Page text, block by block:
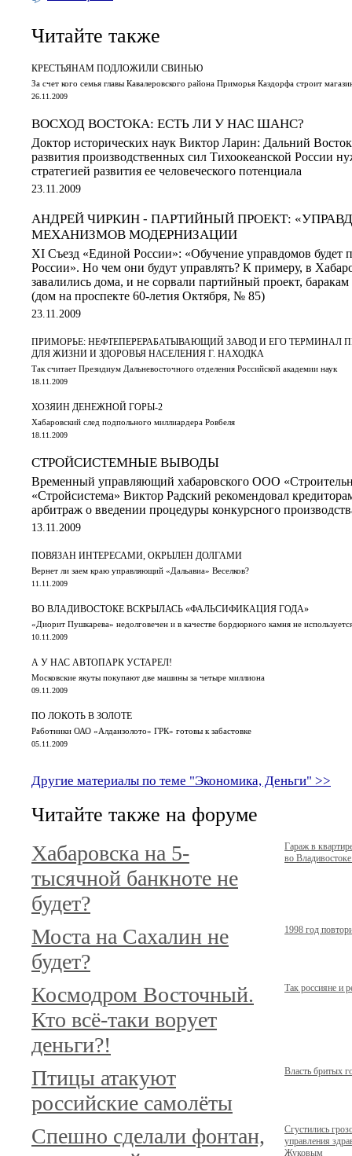
Читайте также
КРЕСТЬЯНАМ ПОДЛОЖИЛИ СВИНЬЮ
За счет кого семья главы Кавалеровского района Приморья Каздорфа строит
26.11.2009
ВОСХОД ВОСТОКА: ЕСТЬ ЛИ У НАС ШАНС?
Доктор исторических наук Виктор Ларин: Дальний
развития производственных сил Тихоокеанской России
стратегией развития ее человеческого потенциала
23.11.2009
АНДРЕЙ ЧИРКИН - ПАРТИЙНЫЙ ПРОЕКТ:
МЕХАНИЗМОВ МОДЕРНИЗАЦИИ
XI Съезд «Единой России»: «Обучение управдомов будет
России». Но чем они будут управлять? К примеру, в
завалились дома, и не сорвали партийный проект,
(дом на проспекте 60-летия Октября, № 85)
23.11.2009
ПРИМОРЬЕ: НЕФТЕПЕРЕРАБАТЫВАЮЩИЙ ЗАВОД И ЕГО ТЕРМИНАЛ
ДЛЯ ЖИЗНИ И ЗДОРОВЬЯ НАСЕЛЕНИЯ Г. НАХОДКА
Так считает Президиум Дальневосточного отделения Российской академии наук
18.11.2009
ХОЗЯИН ДЕНЕЖНОЙ ГОРЫ-2
Хабаровский след подпольного миллиардера Ровбеля
18.11.2009
СТРОЙСИСТЕМНЫЕ ВЫВОДЫ
Временный управляющий хабаровского ООО
«Стройсистема» Виктор Радский рекомендовал
арбитраж о введении процедуры конкурсного
13.11.2009
ПОВЯЗАН ИНТЕРЕСАМИ, ОКРЫЛЕН ДОЛГАМИ
Вернет ли заем краю управляющий «Дальавиа» Веселков?
11.11.2009
ВО ВЛАДИВОСТОКЕ ВСКРЫЛАСЬ «ФАЛЬСИФИКАЦИЯ ГОДА»
«Диорит Пушкарева» недолговечен и в качестве бордюрного камня не
10.11.2009
А У НАС АВТОПАРК УСТАРЕЛ!
Московские якуты покупают две машины за четыре миллиона
09.11.2009
ПО ЛОКОТЬ В ЗОЛОТЕ
Работники ОАО «Алданзолото» ГРК» готовы к забастовке
05.11.2009
Другие материалы по теме "Экономика, Деньги" >>
Читайте также на форуме
Хабаровска на 5-
тысячной банкноте не
будет?
Гараж в
во
Моста на Сахалин не
будет?
1998 год
Космодром Восточный.
Кто всё-таки ворует
деньги?!
Так россияне и
Птицы атакуют
российские самолёты
Власть бритых
Спешно сделали фонтан,
Сгустились
управления
Жуковым